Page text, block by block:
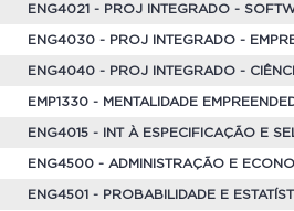
ENG4021 - PROJ INTEGRADO -
ENG4030 - PROJ INTEGRADO -
ENG4040 - PROJ INTEGRADO -
EMP1330 - MENTALIDADE
ENG4015 - INT À ESPECIFICAÇÃO E
ENG4500 - ADMINISTRAÇÃO E
ENG4501 - PROBABILIDADE E